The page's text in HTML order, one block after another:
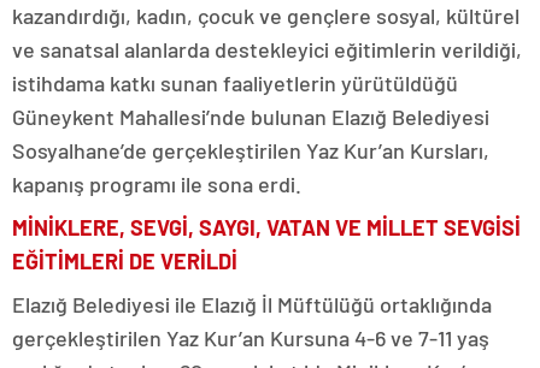
kazandırdığı, kadın, çocuk ve gençlere sosyal, kültürel
ve sanatsal alanlarda destekleyici eğitimlerin verildiği,
istihdama katkı sunan faaliyetlerin yürütüldüğü
Güneykent Mahallesi’nde bulunan Elazığ Belediyesi
Sosyalhane’de gerçekleştirilen Yaz Kur’an Kursları,
kapanış programı ile sona erdi.
MİNİKLERE, SEVGİ, SAYGI, VATAN VE MİLLET SEVGİSİ
EĞİTİMLERİ DE VERİLDİ
Elazığ Belediyesi ile Elazığ İl Müftülüğü ortaklığında
gerçekleştirilen Yaz Kur’an Kursuna 4-6 ve 7-11 yaş